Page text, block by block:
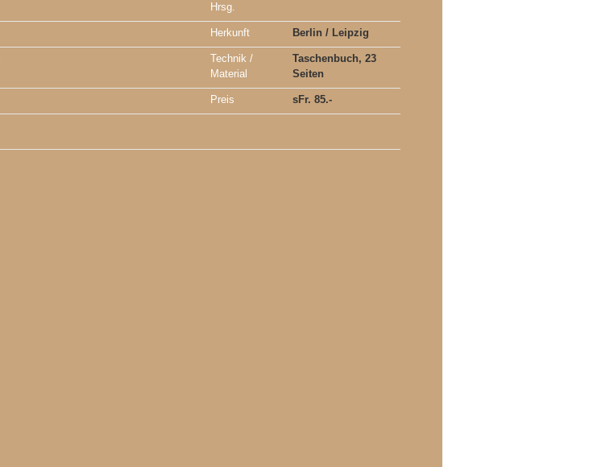
Hrsg.
Herkunft Berlin / Leipzig
Technik /
Material
Taschenbuch, 23
Seiten
Preis sFr. 85.-